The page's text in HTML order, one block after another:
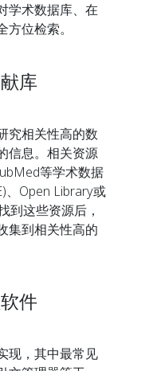
学术数据库、在
位检索。
库
相关性高的数
信息。相关资源
等学术数据
、Open Library或
到这些资源后，
集到相关性高的
件
，其中最常见